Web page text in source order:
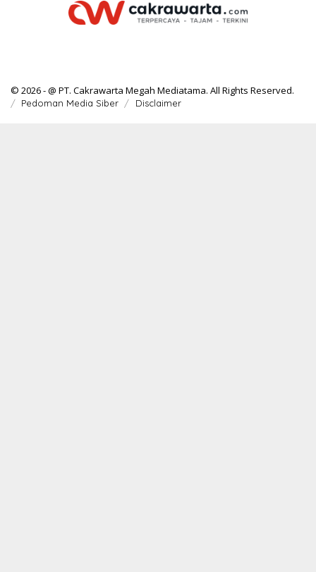
© 2026 - @ PT. Cakrawarta Megah Mediatama. All Rights Reserved.
Pedoman Media Siber Disclaimer